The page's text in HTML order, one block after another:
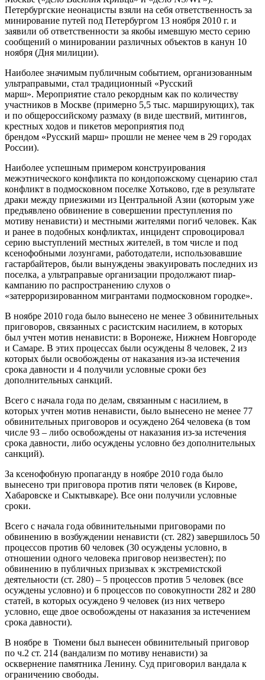
Петербургские неонацисты взяли на себя ответственность за
минирование путей под Петербургом 13 ноября 2010 г. и
заявили об ответственности за якобы имевшую место серию
сообщений о минировании различных объектов в канун 10
ноября (Дня милиции).
Наиболее значимым публичным событием, организованным
ультраправыми, стал традиционный «Русский
марш». Мероприятие стало рекордным как по количеству
участников в Москве (примерно 5,5 тыс. марширующих), так
и по общероссийскому размаху (в виде шествий, митингов,
крестных ходов и пикетов мероприятия под
брендом «Русский марш» прошли не менее чем в 29 городах
России).
Наиболее успешным примером конструирования
межэтнического конфликта по кондопожскому сценарию стал
конфликт в подмосковном поселке Хотьково, где в результате
драки между приезжими из Центральной Азии (которым уже
предъявлено обвинение в совершении преступления по
мотиву ненависти) и местными жителями погиб человек. Как
и ранее в подобных конфликтах, инцидент спровоцировал
серию выступлений местных жителей, в том числе и под
ксенофобными лозунгами, работодатели, использовавшие
гастарбайтеров, были вынуждены эвакуировать последних из
поселка, а ультраправые организации продолжают пиар-
кампанию по распространению слухов о
«затерроризированном мигрантами подмосковном городке».
В ноябре 2010 года было вынесено не менее 3 обвинительных
приговоров, связанных с расистским насилием, в которых
был учтен мотив ненависти: в Воронеже, Нижнем Новгороде
и Самаре. В этих процессах были осуждены 8 человек, 2 из
которых были освобождены от наказания из-за истечения
срока давности и 4 получили условные сроки без
дополнительных санкций.
Всего с начала года по делам, связанным с насилием, в
которых учтен мотив ненависти, было вынесено не менее 77
обвинительных приговоров и осуждено 264 человека (в том
числе 93 – либо освобождены от наказания из-за истечения
срока давности, либо осуждены условно без дополнительных
санкций).
За ксенофобную пропаганду в ноябре 2010 года было
вынесено три приговора против пяти человек (в Кирове,
Хабаровске и Сыктывкаре). Все они получили условные
сроки.
Всего с начала года обвинительными приговорами по
обвинению в возбуждении ненависти (ст. 282) завершилось 50
процессов против 60 человек (30 осуждены условно, в
отношении одного человека приговор неизвестен); по
обвинению в публичных призывах к экстремистской
деятельности (ст. 280) – 5 процессов против 5 человек (все
осуждены условно) и 6 процессов по совокупности 282 и 280
статей, в которых осуждено 9 человек (из них четверо
условно, еще двое освобождены от наказания за истечением
срока давности).
В ноябре в Тюмени был вынесен обвинительный приговор
по ч.2 ст. 214 (вандализм по мотиву ненависти) за
осквернение памятника Ленину. Суд приговорил вандала к
ограничению свободы.